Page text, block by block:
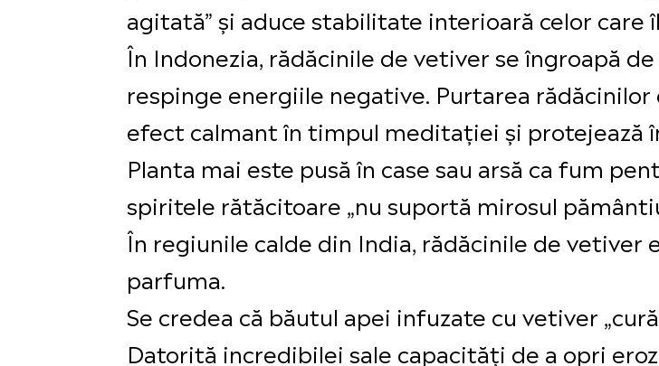
agitată” și aduce stabilitate interioară celor care
În Indonezia, rădăcinile de vetiver se îngroapă
respinge energiile negative. Purtarea
efect calmant în timpul meditației și protejează
Planta mai este pusă în case sau arsă ca fum
spiritele rătăcitoare „nu suportă mirosul
În regiunile calde din India, rădăcinile de vetiver
parfuma.
Se credea că băutul apei infuzate cu vetiver
Datorită incredibilei sale capacități de a opri